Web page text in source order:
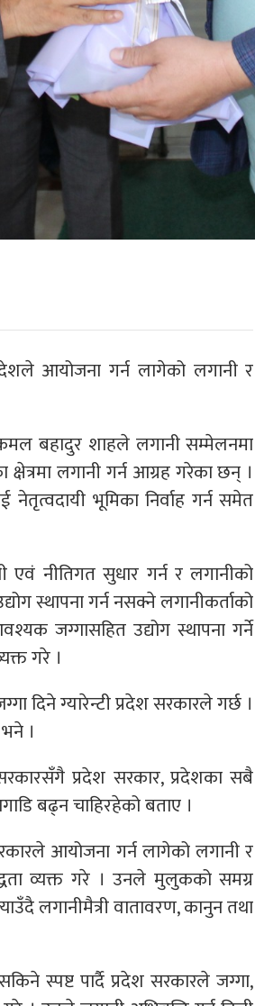
आयोजना गर्न लागेको लगानी र
बहादुर शाहले लगानी सम्मेलनमा
लगानी गर्न आग्रह गरेका छन् ।
नेतृत्वदायी भूमिका निर्वाह गर्न समेत
एवं नीतिगत सुधार गर्न र लगानीको
स्थापना गर्न नसक्ने लगानीकर्ताको
जग्गासहित उद्योग स्थापना गर्ने
गरे ।
दिने ग्यारेन्टी प्रदेश सरकारले गर्छ ।
।
प्रदेश सरकार, प्रदेशका सबै
बढ्न चाहिरहेको बताए ।
आयोजना गर्न लागेको लगानी र
व्यक्त गरे । उनले मुलुकको समग्र
लगानीमैत्री वातावरण, कानुन तथा
स्पष्ट पार्दै प्रदेश सरकारले जग्गा,